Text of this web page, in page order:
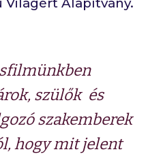
szülők és
szakemberek
hogy mit jelent